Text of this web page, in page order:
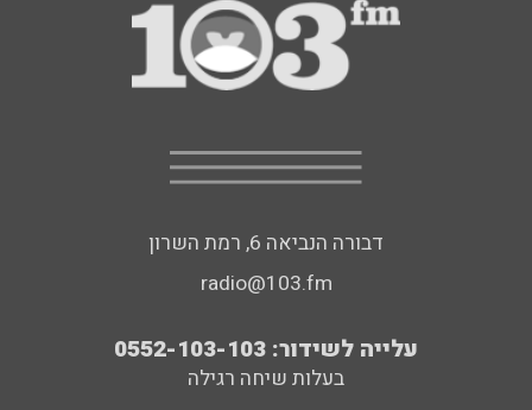
דבורה הנביאה 6, רמת השרון
radio@103.fm
עלייה לשידור: 0552-103-103
בעלות שיחה רגילה